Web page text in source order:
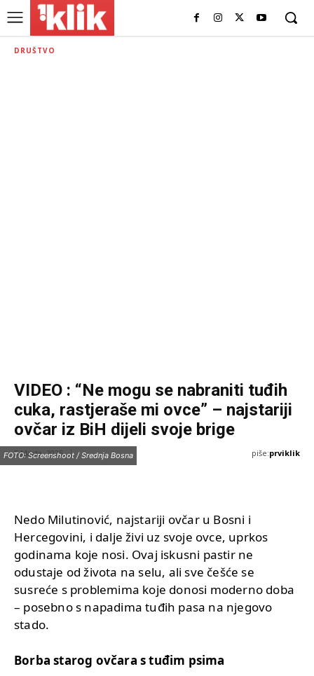
DRUŠTVO
VIDEO : “Ne mogu se nabraniti tuđih
cuka, rastjeraše mi ovce” – najstariji
ovčar iz BiH dijeli svoje brige
5 Marta, 2025 piše:prviklik
FOTO: Screenshoot / Srednja Bosna
Nedo Milutinović, najstariji ovčar u Bosni i
Hercegovini, i dalje živi uz svoje ovce, uprkos
godinama koje nosi. Ovaj iskusni pastir ne
odustaje od života na selu, ali sve češće se
susreće s problemima koje donosi moderno doba
– posebno s napadima tuđih pasa na njegovo
stado.
Borba starog ovčara s tuđim psima